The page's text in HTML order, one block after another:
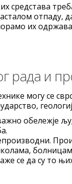
средстава
отпаду,
их
рада и
могу се
обележје
се да су то